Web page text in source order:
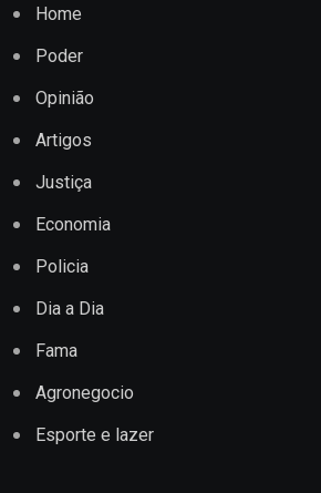
Home
Poder
Opinião
Artigos
Justiça
Economia
Policia
Dia a Dia
Fama
Agronegocio
Esporte e lazer